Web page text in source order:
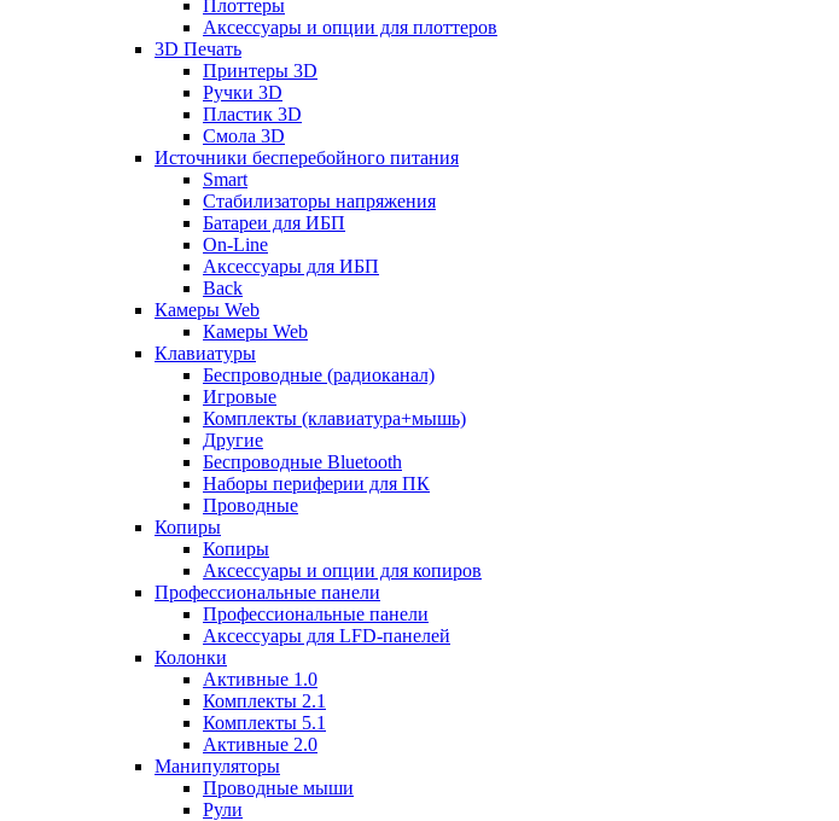
Плоттеры
Аксессуары и опции для плоттеров
3D Печать
Принтеры 3D
Ручки 3D
Пластик 3D
Смола 3D
Источники бесперебойного питания
Smart
Стабилизаторы напряжения
Батареи для ИБП
On-Line
Аксессуары для ИБП
Back
Камеры Web
Камеры Web
Клавиатуры
Беспроводные (радиоканал)
Игровые
Комплекты (клавиатура+мышь)
Другие
Беспроводные Bluetooth
Наборы периферии для ПК
Проводные
Копиры
Копиры
Аксессуары и опции для копиров
Профессиональные панели
Профессиональные панели
Аксессуары для LFD-панелей
Колонки
Активные 1.0
Комплекты 2.1
Комплекты 5.1
Активные 2.0
Манипуляторы
Проводные мыши
Рули